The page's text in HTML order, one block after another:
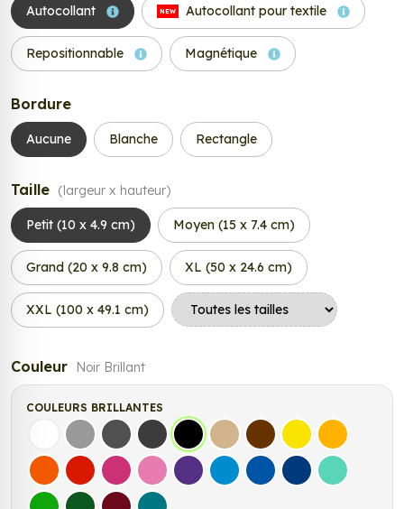
Autocollant NEW Autocollant pour textile
Repositionnable Magnétique
Bordure
Aucune Blanche Rectangle
Taille (largeur x hauteur)
Petit (10 x 4.9 cm) Moyen (15 x 7.4 cm)
Grand (20 x 9.8 cm) XL (50 x 24.6 cm)
XXL (100 x 49.1 cm)
Couleur Noir Brillant
COULEURS BRILLANTES
Blanc Gris Gris FoncéGris Anthracite
Noir Beige Marron Jaune ClairJaune
OrangeRouge FuchsiaRose Violet Bleu clairBleu MoyenBleu FoncéBleu Vert